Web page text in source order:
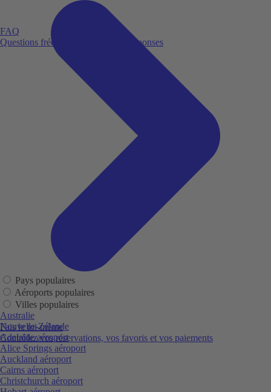
FAQ
Questions fréquemment posées et réponses
Fais le toi-même
Contrôlez vos réservations, vos favoris et vos paiements
Pays populaires
Aéroports populaires
Villes populaires
Australie
Nouvelle-Zélande
Adelaide aéroport
Alice Springs aéroport
Auckland aéroport
Cairns aéroport
Christchurch aéroport